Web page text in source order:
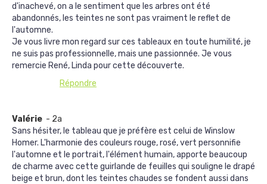
d'inachevé, on a le sentiment que les arbres ont été
abandonnés, les teintes ne sont pas vraiment le reflet de
l'automne.
Je vous livre mon regard sur ces tableaux en toute humilité, je
ne suis pas professionnelle, mais une passionnée. Je vous
remercie René, Linda pour cette découverte.
Répondre
Valérie - 2a
Sans hésiter, le tableau que je préfère est celui de Winslow
Homer. L'harmonie des couleurs rouge, rosé, vert personnifie
l'automne et le portrait, l'élément humain, apporte beaucoup
de charme avec cette guirlande de feuilles qui souligne le drapé
beige et brun, dont les teintes chaudes se fondent aussi dans